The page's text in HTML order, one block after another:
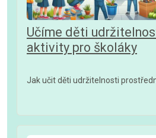
Učíme děti
aktivity pro školáky
Jak učit děti udržitelnosti